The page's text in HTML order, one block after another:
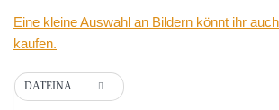
Eine kleine Auswahl an Bildern könnt ihr
kaufen.
DATEINAME